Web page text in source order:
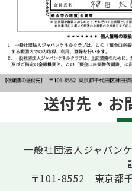
送付先・お
一般社団法人ジャパン
〒101-8552 東京都